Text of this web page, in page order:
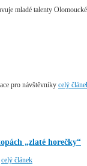
mladé talenty
pro návštěvníky celý
„zlaté horečky“
celý článek